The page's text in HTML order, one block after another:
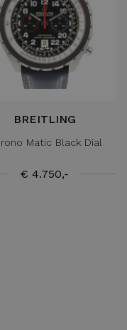
BREITLING
Matic Black Dial
€ 4.750,-